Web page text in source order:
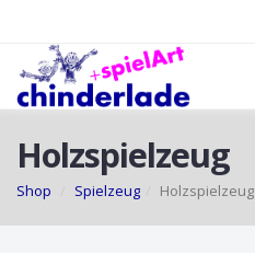
Holzspielzeug
Shop Spielzeug Holzspielzeug